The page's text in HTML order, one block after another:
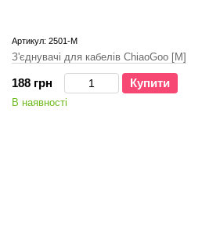
Артикул: 2501-M
З'єднувачі для кабелів ChiaoGoo [M]
188 грн Купити
В наявності